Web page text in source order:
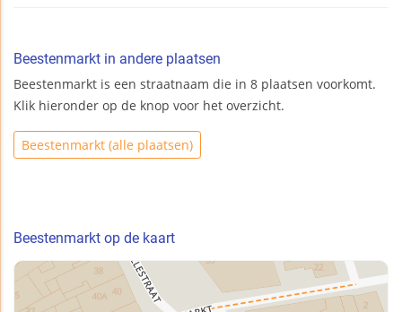
Beestenmarkt in andere plaatsen
Beestenmarkt is een straatnaam die in 8 plaatsen voorkomt.
Klik hieronder op de knop voor het overzicht.
Beestenmarkt (alle plaatsen)
Beestenmarkt op de kaart